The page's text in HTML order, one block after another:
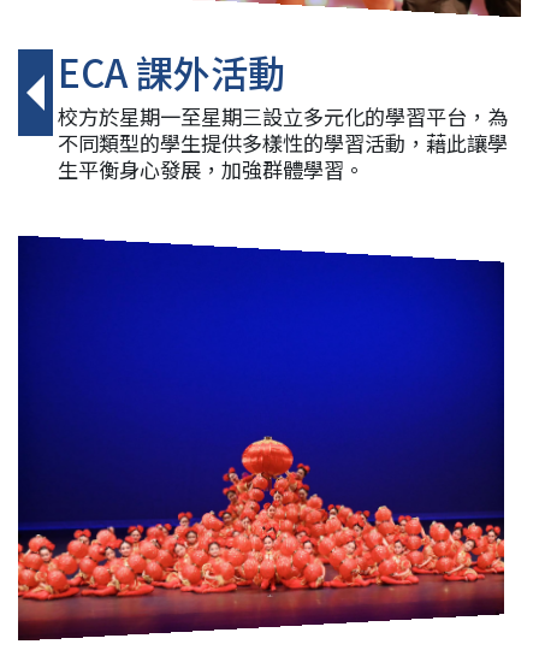
ECA 課外活動
校方於星期一至星期三設立多元化的學習平台，為
不同類型的學生提供多樣性的學習活動，藉此讓學
生平衡身心發展，加強群體學習。